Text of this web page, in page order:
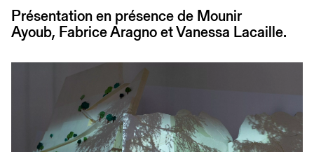
Présentation en présence de Mounir
Ayoub, Fabrice Aragno et Vanessa Lacaille.